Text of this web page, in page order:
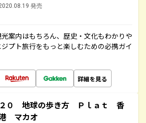
発売
案内はもちろん、歴史・文化もわかりや
プト旅行をもっと楽しむための必携ガイ
詳細を見る
２０ 地球の歩き方 Ｐｌａｔ 香
マカオ